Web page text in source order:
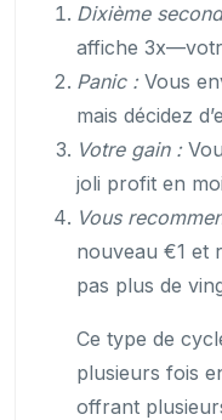
Dixième
affiche
Panic :Vous
mais décidez
Votre gain :
joli profit en
Vous
nouveau €1 et
pas plus de
Ce type de
plusieurs fois
offrant